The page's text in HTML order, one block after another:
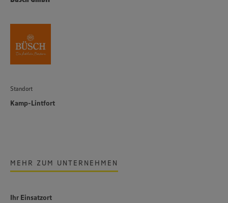
Standort
Kamp-Lintfort
MEHR ZUM UNTERNEHMEN
Ihr Einsatzort